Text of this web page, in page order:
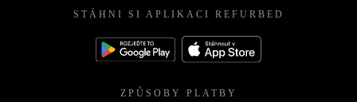
STÁHNI SI APLIKACI REFURBED
ZPŮSOBY PLATBY